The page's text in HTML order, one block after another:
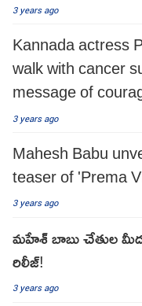
3 years ago
Kannada actress
walk with cancer
message of
3 years ago
Mahesh Babu
teaser of 'Prema
3 years ago
మ‌హేశ్ బాబు చేతుల
రిలీజ్!
3 years ago